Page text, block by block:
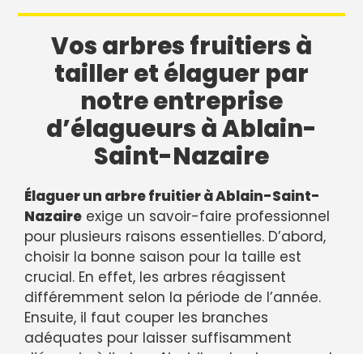
Vos arbres fruitiers à
tailler et élaguer par
notre entreprise
d’élagueurs à Ablain-
Saint-Nazaire
Élaguer un arbre fruitier à Ablain-Saint-
Nazaire exige un savoir-faire professionnel
pour plusieurs raisons essentielles. D’abord,
choisir la bonne saison pour la taille est
crucial. En effet, les arbres réagissent
différemment selon la période de l’année.
Ensuite, il faut couper les branches
adéquates pour laisser suffisamment